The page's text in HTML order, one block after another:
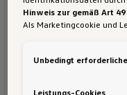
jeweiligen
Hinweis zur gemäß Art
Als Marketingcookie und
Daten in die USA
Unbedingt
Leistungs-Cookies